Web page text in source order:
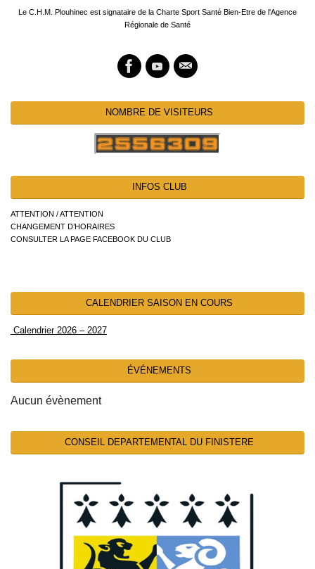
Le C.H.M. Plouhinec est signataire de la Charte Sport Santé Bien-Etre de l'Agence
Régionale de Santé
NOMBRE DE VISITEURS
INFOS CLUB
ATTENTION / ATTENTION
CHANGEMENT D’HORAIRES
CONSULTER LA PAGE FACEBOOK DU CLUB
CALENDRIER SAISON EN COURS
Calendrier 2026 – 2027
ÉVÉNEMENTS
Aucun évènement
CONSEIL DEPARTEMENTAL DU FINISTERE